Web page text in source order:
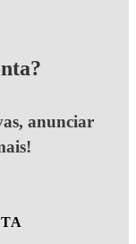
anunciar